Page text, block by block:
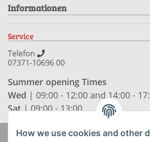
Informationen
Service
Telefon
07371-10696 00
Summer opening Times
Wed | 09:00 - 12:00 and 14:00 -
Sat | 09:00 - 13:00
How we use cookies and other